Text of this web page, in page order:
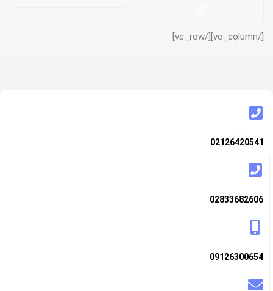
[/vc_column][/vc_row]
02126420541
02833682606
09126300654